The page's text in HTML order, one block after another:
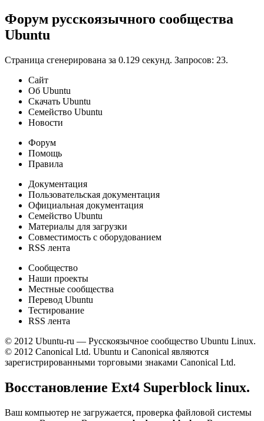
Форум русскоязычного сообщества
Ubuntu
Страница сгенерирована за 0.129 секунд. Запросов: 23.
Сайт
Об Ubuntu
Скачать Ubuntu
Семейство Ubuntu
Новости
Форум
Помощь
Правила
Документация
Пользовательская документация
Официальная документация
Семейство Ubuntu
Материалы для загрузки
Совместимость с оборудованием
RSS лента
Сообщество
Наши проекты
Местные сообщества
Перевод Ubuntu
Тестирование
RSS лента
© 2012 Ubuntu-ru — Русскоязычное сообщество Ubuntu Linux.
© 2012 Canonical Ltd. Ubuntu и Canonical являются
зарегистрированными торговыми знаками Canonical Ltd.
Восстановление Ext4 Superblock linux.
Ваш компьютер не загружается, проверка файловой системы